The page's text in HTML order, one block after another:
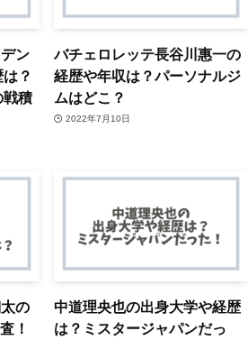
ン
？
戦積
バチェロレッテ長谷川惠一の
経歴や年収は？パーソナルジ
ムはどこ？
2022年7月10日
の
！
中道理央也の出身大学や経歴
は？ミスタージャパンだっ